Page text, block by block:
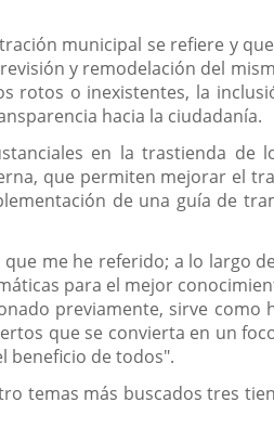
municipal se refiere y
y remodelación del
rotos o inexistentes, la
hacia la ciudadanía.
en la trastienda de
que permiten mejorar el
de una guía de
me he referido; a lo largo
para el mejor
previamente, sirve
que se convierta en un
beneficio de todos".
temas más buscados tres